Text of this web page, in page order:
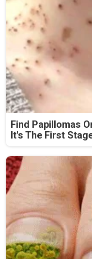
Find Papillomas
It's The First